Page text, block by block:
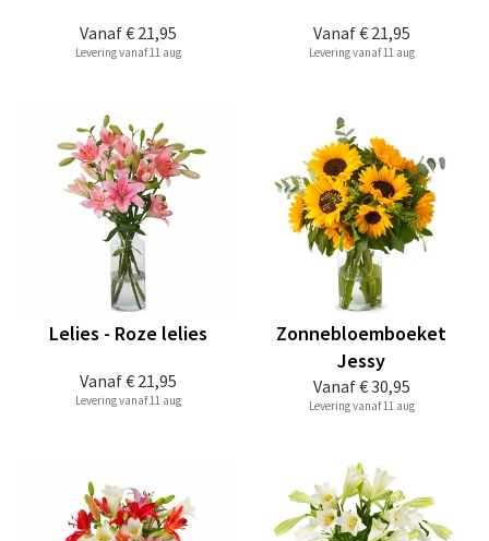
Vanaf€ 21,95
Levering vanaf 11 aug
Vanaf€ 21,95
Levering vanaf 11 aug
Vanaf€ 21,95
Lelies - Roze lelies
Levering vanaf 11 aug
Vanaf€ 30,95
Zonnebloemboeket
Jessy
Levering vanaf 11 aug